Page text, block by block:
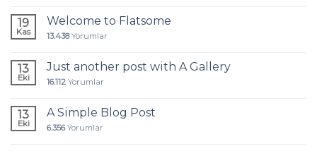
19
Kas
Welcome to Flatsome
13.438Yorumlar
13
Eki
Just another post with A Gallery
16.112 Yorumlar
13
Eki
A Simple Blog Post
6.356Yorumlar